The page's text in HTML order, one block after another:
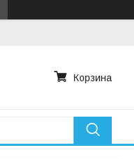
Корзина